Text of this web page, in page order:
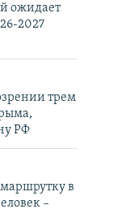
ожидает
2027
трем
РФ
в
–